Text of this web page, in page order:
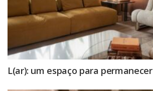
L(ar): um espaço para permanecer